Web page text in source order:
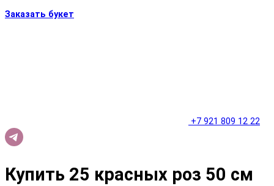
Заказать букет
+7 921 809 12 22
Купить 25 красных роз 50 см